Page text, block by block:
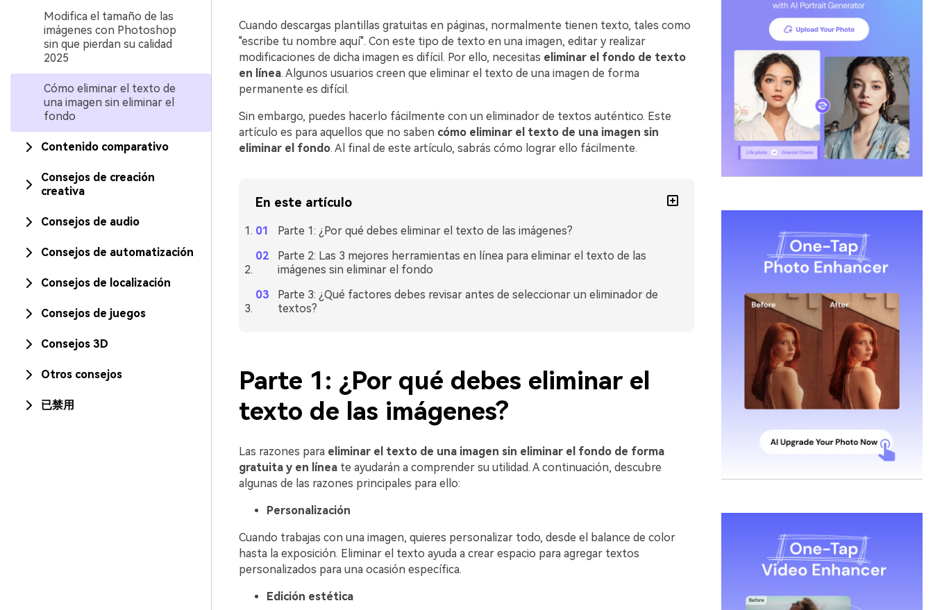
Modifica el tamaño de las
imágenes con Photoshop
sin que pierdan su calidad
2025
Cómo eliminar el texto de
una imagen sin eliminar el
fondo
Contenido comparativo
Consejos de creación
creativa
Consejos de audio
Consejos de automatización
Consejos de localización
Consejos de juegos
Consejos 3D
Otros consejos
已禁用
Cuando descargas plantillas gratuitas en páginas, normalmente tienen texto, tales como
"escribe tu nombre aquí". Con este tipo de texto en una imagen, editar y realizar
modificaciones de dicha imagen es difícil. Por ello, necesitas eliminar el fondo de texto
en línea. Algunos usuarios creen que eliminar el texto de una imagen de forma
permanente es difícil.
Sin embargo, puedes hacerlo fácilmente con un eliminador de textos auténtico. Este
artículo es para aquellos que no saben cómo eliminar el texto de una imagen sin
eliminar el fondo. Al final de este artículo, sabrás cómo lograr ello fácilmente.
En este artículo
Parte 1: ¿Por qué debes eliminar el texto de las imágenes?
Parte 2: Las 3 mejores herramientas en línea para eliminar el texto de las
imágenes sin eliminar el fondo
Parte 3: ¿Qué factores debes revisar antes de seleccionar un eliminador de
textos?
Parte 1: ¿Por qué debes eliminar el
texto de las imágenes?
Las razones para eliminar el texto de una imagen sin eliminar el fondo de forma
gratuita y en líneate ayudarán a comprender su utilidad. A continuación, descubre
algunas de las razones principales para ello:
Personalización
Cuando trabajas con una imagen, quieres personalizar todo, desde el balance de color
hasta la exposición. Eliminar el texto ayuda a crear espacio para agregar textos
personalizados para una ocasión específica.
Edición estética